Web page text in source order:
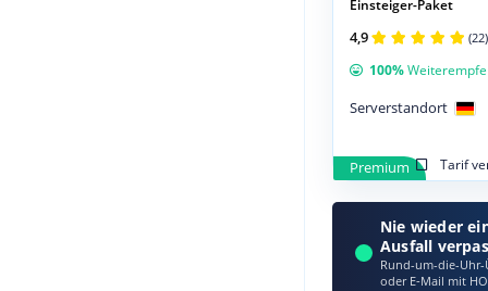
Premium Tarif
Einsteiger-Paket
4,9 (22)
100%
Serverstandort
Nie wieder
Ausfall
Rund-um-die-Uhr-
oder E‑Mail mit